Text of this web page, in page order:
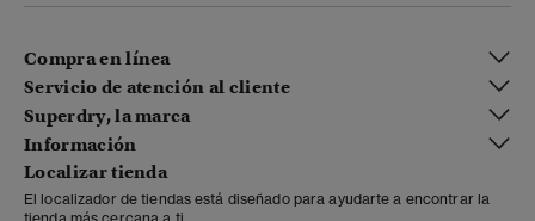
Compra en línea
Servicio de atención al cliente
Superdry, la marca
Información
Localizar tienda
El localizador de tiendas está diseñado para ayudarte a encontrar la